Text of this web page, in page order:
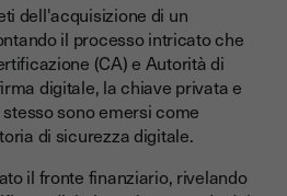
dell'acquisizione di un
il processo intricato che
(CA) e Autorità di
digitale, la chiave privata e
sono emersi come
di sicurezza digitale.
il fronte finanziario, rivelando